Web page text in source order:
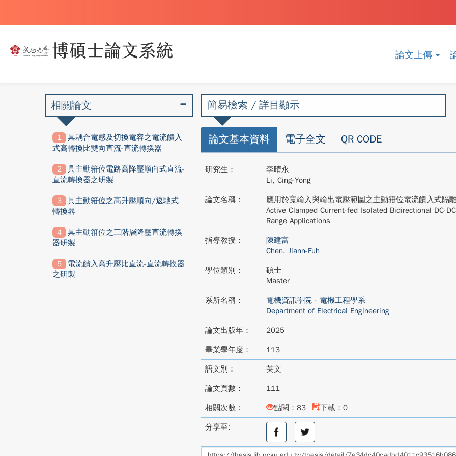
論文上傳
簡易檢索 / 詳目顯示
論文基本資料 電子全文 QR CODE
研究生：
李晴永
Li, Cing-Yong
論文名稱：
應用於寬輸入與輸出電壓範圍之主動箝位電流饋入式隔
Active Clamped Current-fed Isolated Bidirectional DC-
Range Applications
指導教授：
陳建富
Chen, Jiann-Fuh
學位類別：
碩士
Master
系所名稱：
電機資訊學院 - 電機工程學系
Department of Electrical Engineering
論文出版年： 2025
畢業學年度： 113
語文別： 英文
論文頁數： 111
相關次數： 點閱：83 下載：0
分享至:
分
至
分
享
至
相關論文
具耦合電感及切換電容之電流饋入
式高轉換比雙向直流-直流轉換器
具主動箝位電路高降壓順向式直流-
直流轉換器之研製
具主動箝位之高升壓順向/返馳式
轉換器
具主動箝位之三階層降壓直流轉換
器研製
電流饋入高升壓比直流-直流轉換器
之研製